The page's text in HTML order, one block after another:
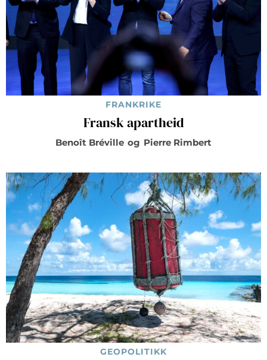
FRANKRIKE
Fransk apartheid
Benoît Bréville og Pierre Rimbert
GEOPOLITIKK